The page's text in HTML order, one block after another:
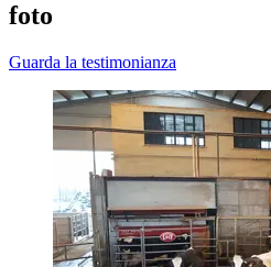
foto
Guarda la testimonianza